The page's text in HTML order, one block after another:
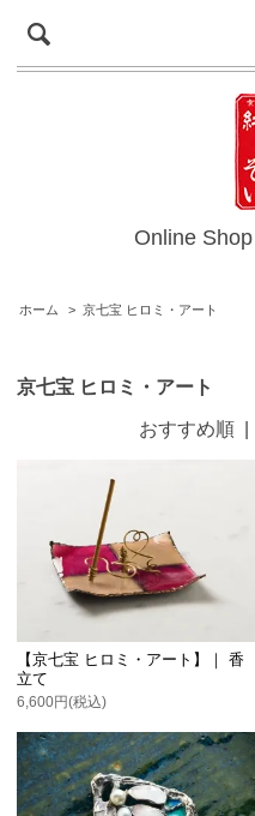
Online
ホーム > 京七宝 ヒロミ・アート
京七宝 ヒロミ・アート
おすすめ順
【京七宝 ヒロミ・アート】｜ 香
立て
6,600円(税込)